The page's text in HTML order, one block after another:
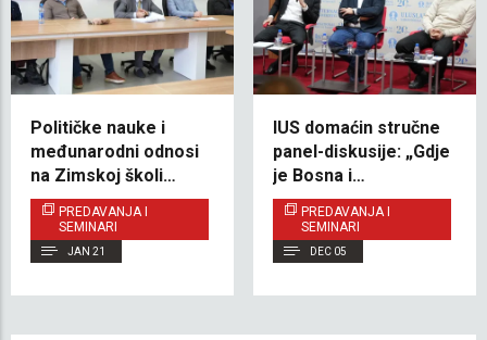
Političke nauke i
međunarodni odnosi
na Zimskoj školi
“Show and Tell”
PREDAVANJA I
SEMINARI
JAN 21
IUS domaćin stručne
panel-diskusije: „Gdje
je Bosna i
Hercegovina 30
godina nakon
Dejtonskog mirovnog
PREDAVANJA I
SEMINARI
DEC 05